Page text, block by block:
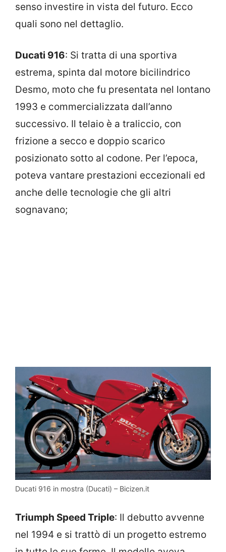
senso investire in vista del futuro. Ecco
quali sono nel dettaglio.
Ducati 916: Si tratta di una sportiva
estrema, spinta dal motore bicilindrico
Desmo, moto che fu presentata nel lontano
1993 e commercializzata dall’anno
successivo. Il telaio è a traliccio, con
frizione a secco e doppio scarico
posizionato sotto al codone. Per l’epoca,
poteva vantare prestazioni eccezionali ed
anche delle tecnologie che gli altri
sognavano;
Ducati 916 in mostra (Ducati) – Bicizen.it
Triumph Speed Triple: Il debutto avvenne
nel 1994 e si trattò di un progetto estremo